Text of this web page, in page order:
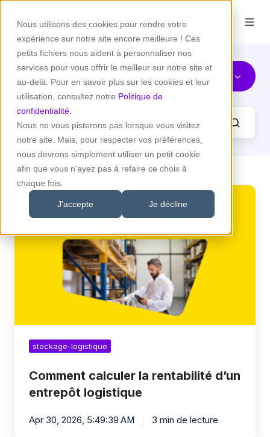
Nous utilisons des cookies pour rendre votre
expérience sur notre site encore meilleure ! Ces
petits fichiers nous aident à personnaliser nos
services pour vous offrir le meilleur sur notre site et
au-delà. Pour en savoir plus sur les cookies et leur
utilisation, consultez notre Politique de
confidentialité.
Nous ne vous pisterons pas lorsque vous visitez
notre site. Mais, pour respecter vos préférences,
nous devrons simplement utiliser un petit cookie
afin que vous n'ayez pas à refaire ce choix à
chaque fois.
J'accepte Je décline
Tous sujets
Comment
d’un
stockage-logistique
Comment calculer la rentabilité d’un
entrepôt logistique
Apr 30, 2026, 5:49:39 AM 3 min de lecture